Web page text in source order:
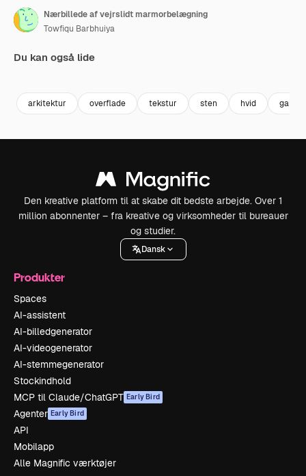
Nærbillede af vejrslidt marmorbelægning
Towfiqu Barbhuiya
Du kan også lide
arkitektur overflade tekstur sten hvid
Den kreative platform til at skabe dit bedste arbejde. Over 1
million abonnenter – fra kreative og virksomheder til bureauer
og studier.
Dansk
Produkter
Spaces
AI-assistent
AI-billedgenerator
AI-videogenerator
AI-stemmegenerator
Stockindhold
MCP til Claude/ChatGPT Early Bird
Agenter Early Bird
API
Mobilapp
Alle Magnific værktøjer